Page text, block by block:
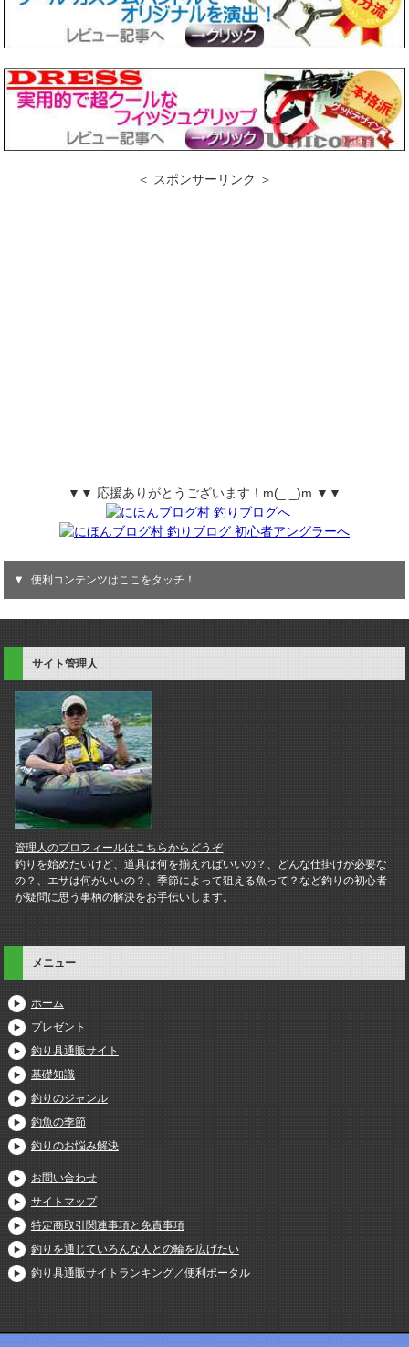
＜ スポンサーリンク ＞
▼▼ 応援ありがとうございます！m(_ _)m ▼▼
便利コンテンツはここをタッチ！
サイト管理人
管理人のプロフィールはこちらからどうぞ
釣りを始めたいけど、道具は何を揃えればいいの？、どんな仕掛けが必要な
の？、エサは何がいいの？、季節によって狙える魚って？など釣りの初心者
が疑問に思う事柄の解決をお手伝いします。
メニュー
ホーム
プレゼント
釣り具通販サイト
基礎知識
釣りのジャンル
釣魚の季節
釣りのお悩み解決
お問い合わせ
サイトマップ
特定商取引関連事項と免責事項
釣りを通じていろんな人との輪を広げたい
釣り具通販サイトランキング／便利ポータル